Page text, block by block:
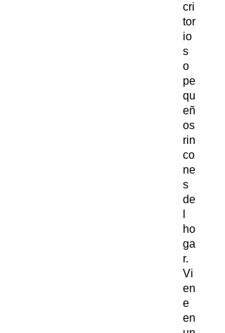
cri
tor
io
s
o
pe
qu
eñ
os
rin
co
ne
s
de
ho
ga
r.
Vi
en
e
en